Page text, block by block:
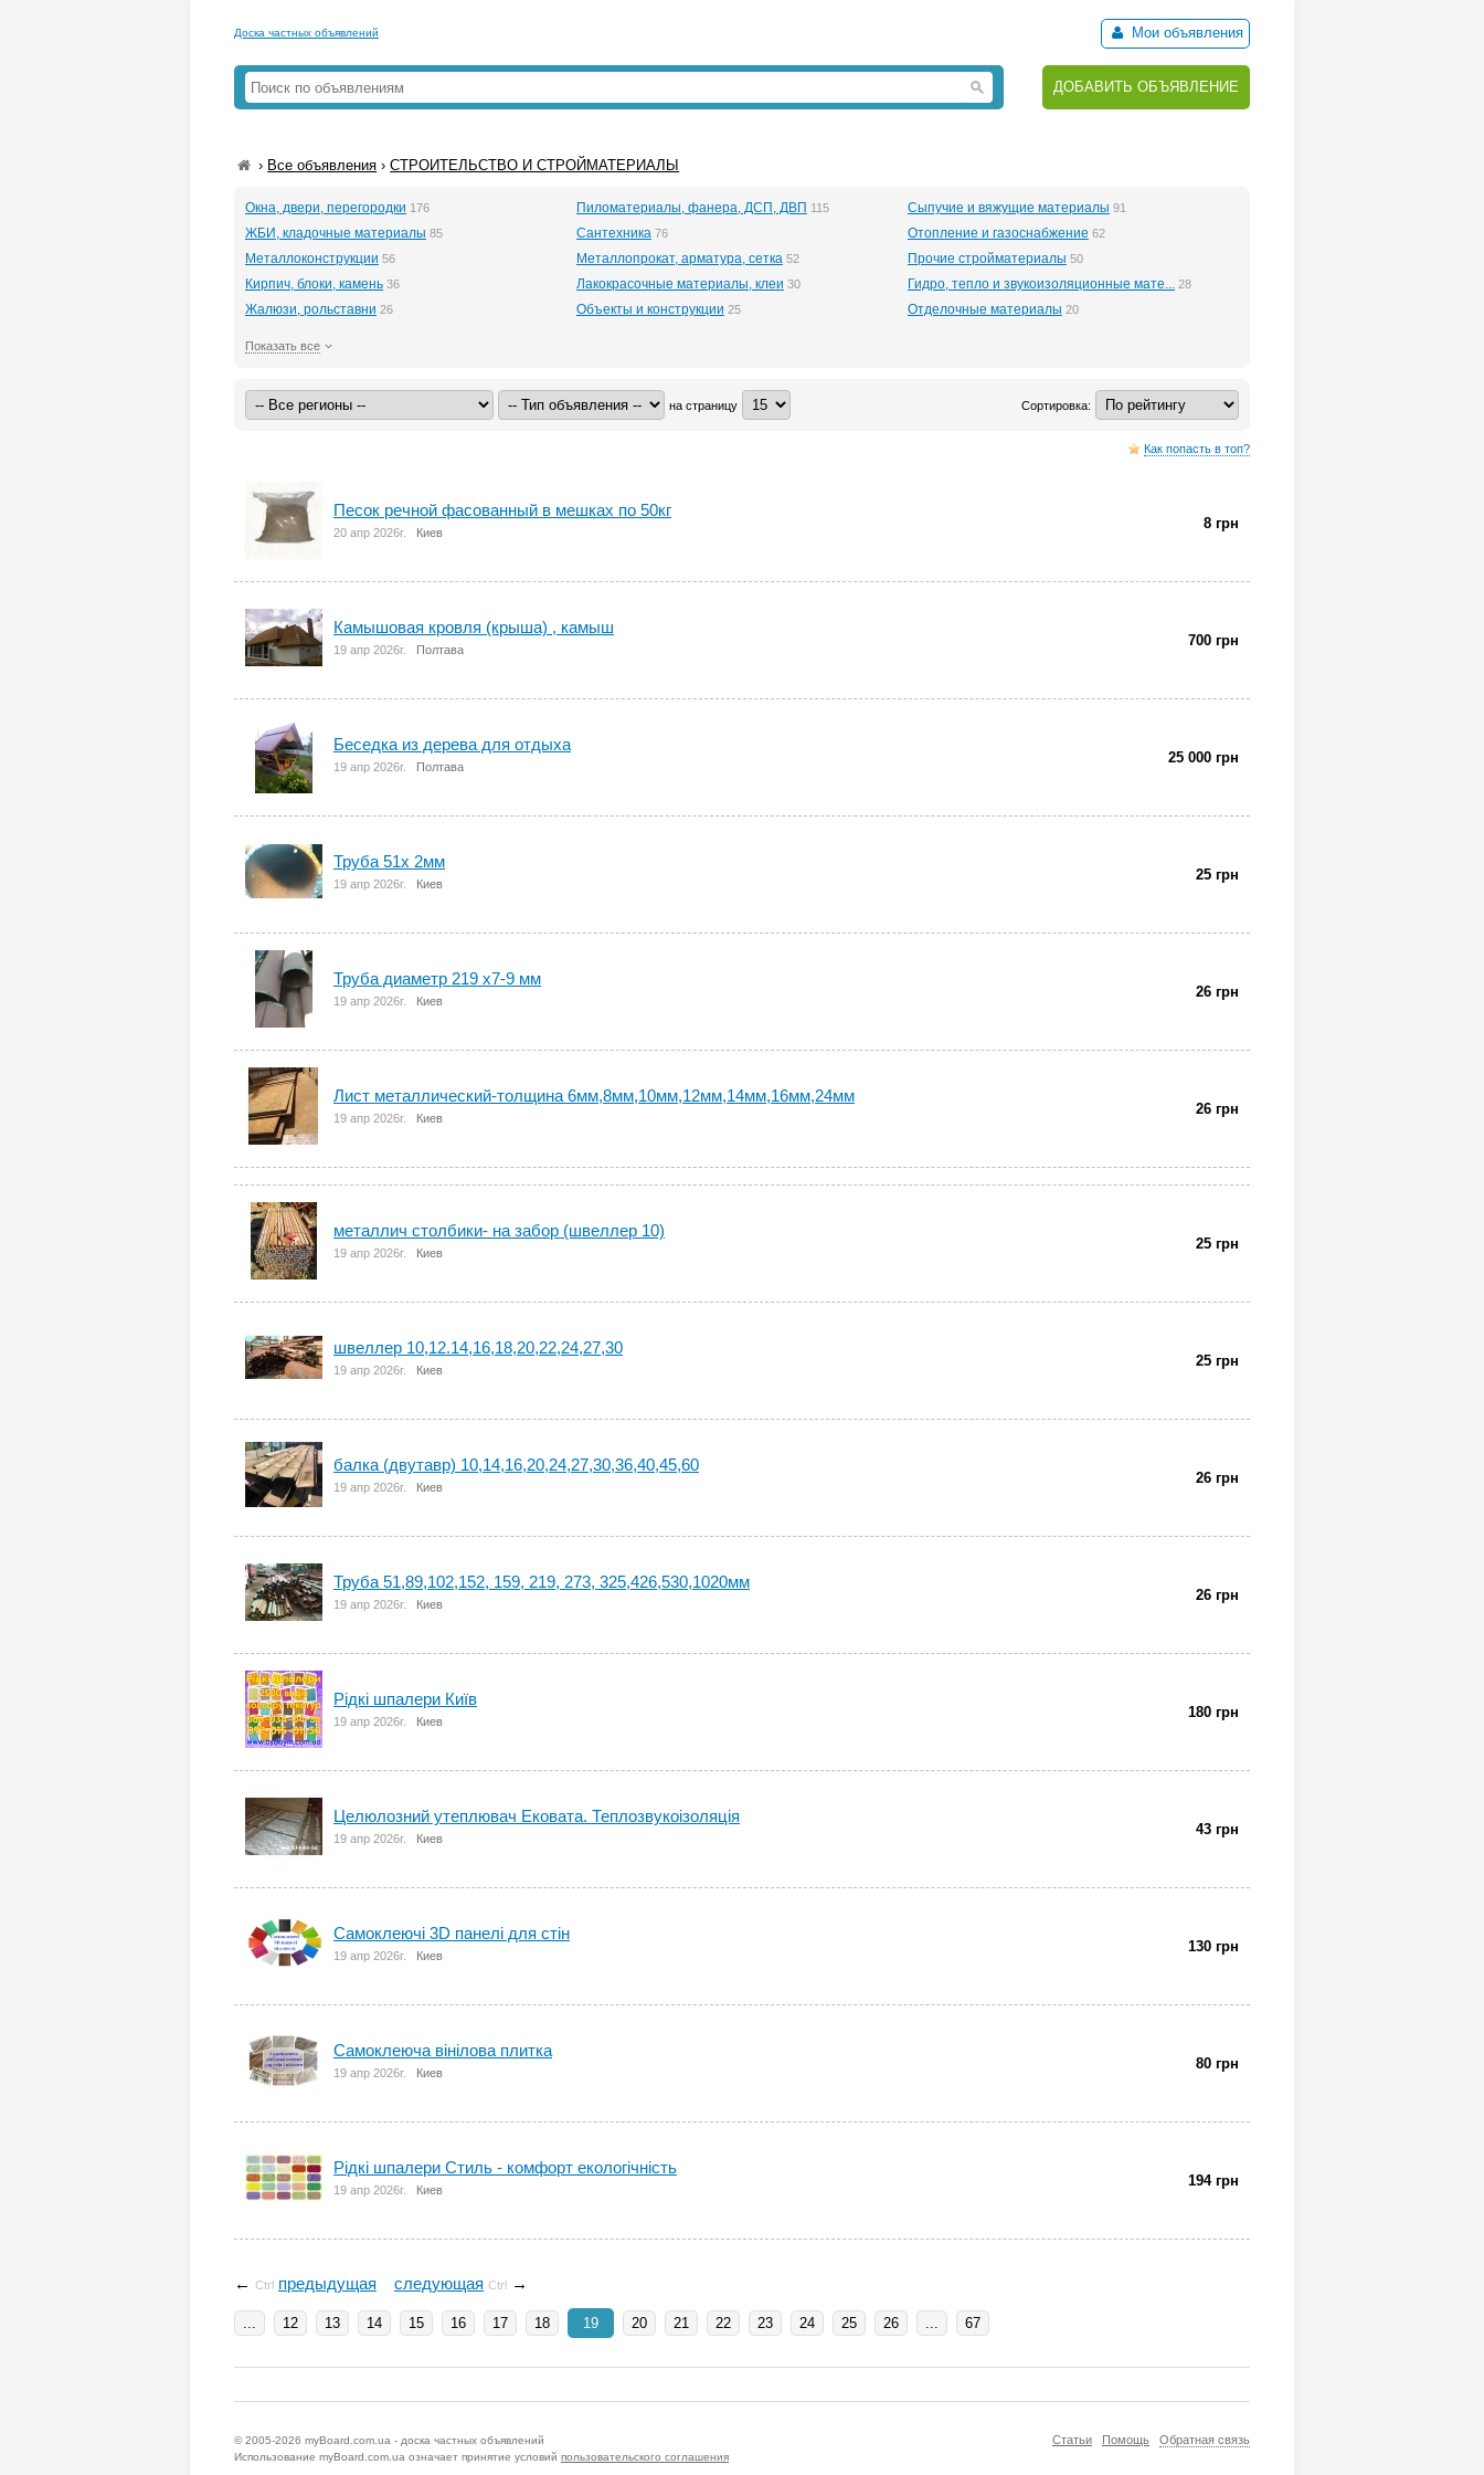
Доска частных объявлений Мои объявления
ДОБАВИТЬ ОБЪЯВЛЕНИЕ
› Все объявления ›СТРОИТЕЛЬСТВО И СТРОЙМАТЕРИАЛЫ
Окна, двери, перегородки 176 Пиломатериалы, фанера, ДСП, ДВП 115 Сыпучие и вяжущие материалы 91
ЖБИ, кладочные материалы 85 Сантехника 76 Отопление и газоснабжение 62
Металлоконструкции 56 Металлопрокат, арматура, сетка 52 Прочие стройматериалы 50
Кирпич, блоки, камень 36 Лакокрасочные материалы, клеи 30 Гидро, тепло и звукоизоляционные мате... 28
Жалюзи, рольставни 26 Объекты и конструкции 25 Отделочные материалы 20
Показать все
на страницу Сортировка:
Как попасть в топ?
Песок речной фасованный в мешках по 50кг
20 апр 2026г. Киев
8 грн
Камышовая кровля (крыша) , камыш
19 апр 2026г. Полтава
700 грн
Беседка из дерева для отдыха
19 апр 2026г. Полтава
25 000 грн
Труба 51х 2мм
19 апр 2026г. Киев
25 грн
Труба диаметр 219 х7-9 мм
19 апр 2026г. Киев
26 грн
Лист металлический-толщина 6мм,8мм,10мм,12мм,14мм,16мм,24мм
19 апр 2026г. Киев
26 грн
металлич столбики- на забор (швеллер 10)
19 апр 2026г. Киев
25 грн
швеллер 10,12.14,16,18,20,22,24,27,30
19 апр 2026г. Киев
25 грн
балка (двутавр) 10,14,16,20,24,27,30,36,40,45,60
19 апр 2026г. Киев
26 грн
Труба 51,89,102,152, 159, 219, 273, 325,426,530,1020мм
19 апр 2026г. Киев
26 грн
Рідкі шпалери Київ
19 апр 2026г. Киев
180 грн
Целюлозний утеплювач Ековата. Теплозвукоізоляція
19 апр 2026г. Киев
43 грн
Самоклеючі 3D панелі для стін
19 апр 2026г. Киев
130 грн
Самоклеюча вінілова плитка
19 апр 2026г. Киев
80 грн
Рідкі шпалери Стиль - комфорт екологічність
19 апр 2026г. Киев
194 грн
← Ctrl предыдущая следующая Ctrl →
... 12 13 14 15 16 17 18 19 20 21 22 23 24 25 26 ... 67
Статьи Помощь Обратная связь
© 2005-2026 myBoard.com.ua - доска частных объявлений
Использование myBoard.com.ua означает принятие условий пользовательского соглашения